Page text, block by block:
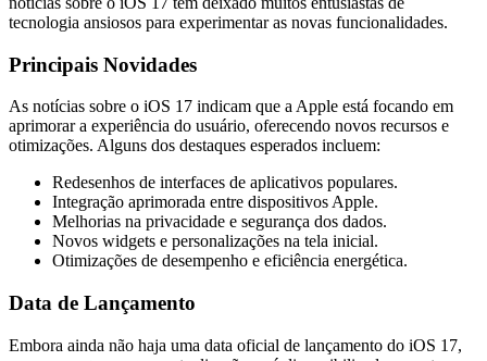
tecnologia ansiosos para experimentar as novas funcionalidades.
Principais Novidades
As notícias sobre o iOS 17 indicam que a Apple está focando em
aprimorar a experiência do usuário, oferecendo novos recursos e
otimizações. Alguns dos destaques esperados incluem:
Redesenhos de interfaces de aplicativos populares.
Integração aprimorada entre dispositivos Apple.
Melhorias na privacidade e segurança dos dados.
Novos widgets e personalizações na tela inicial.
Otimizações de desempenho e eficiência energética.
Data de Lançamento
Embora ainda não haja uma data oficial de lançamento do iOS 17,